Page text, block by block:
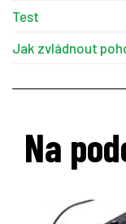
Test
Jak zvládnout
Na